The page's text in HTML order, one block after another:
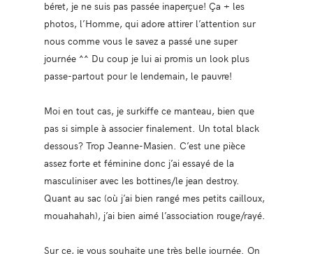
béret, je ne suis pas passée inaperçue! Ça + les
photos, l’Homme, qui adore attirer l’attention sur
nous comme vous le savez a passé une super
journée ^^ Du coup je lui ai promis un look plus
passe-partout pour le lendemain, le pauvre!
Moi en tout cas, je surkiffe ce manteau, bien que
pas si simple à associer finalement. Un total black
dessous? Trop Jeanne-Masien. C’est une pièce
assez forte et féminine donc j’ai essayé de la
masculiniser avec les bottines/le jean destroy.
Quant au sac (où j’ai bien rangé mes petits cailloux,
mouahahah), j’ai bien aimé l’association rouge/rayé.
Sur ce, je vous souhaite une très belle journée. On